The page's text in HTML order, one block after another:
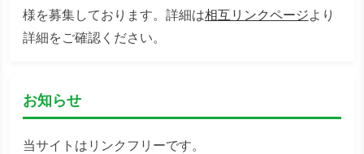
様を募集しております。詳細は相互リンクページより
詳細をご確認ください。
お知らせ
当サイトはリンクフリーです。